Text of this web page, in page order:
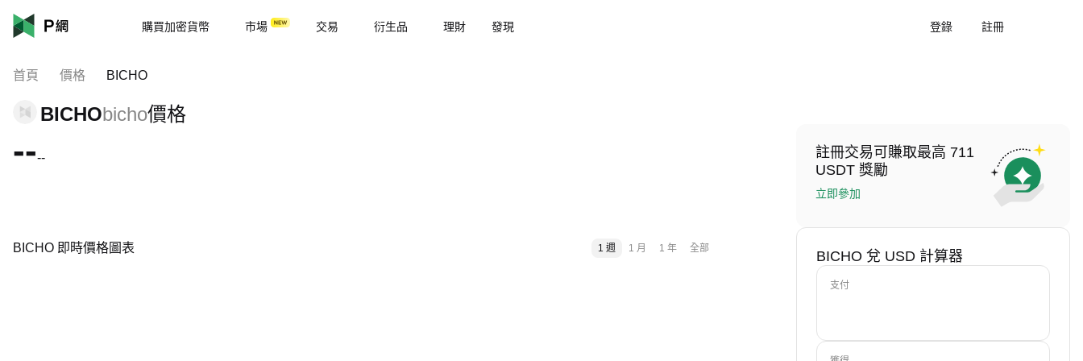
購買加密貨幣 市場 交易 衍生品 理財 發現 登錄 註冊
首頁 價格 BICHO
BICHObicho價格
----
BICHO 即時價格圖表 1 週 1 月 1 年 全部
註冊交易可賺取最高 711
USDT 獎勵
立即參加
BICHO 兌 USD 計算器
支付